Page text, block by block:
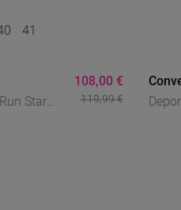
41
Star
108,00 €
119,99 €